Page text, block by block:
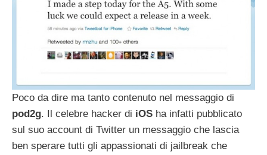
Poco da dire ma tanto contenuto nel messaggio di
pod2g. Il celebre hacker di iOS ha infatti pubblicato
sul suo account di Twitter un messaggio che lascia
ben sperare tutti gli appassionati di jailbreak che